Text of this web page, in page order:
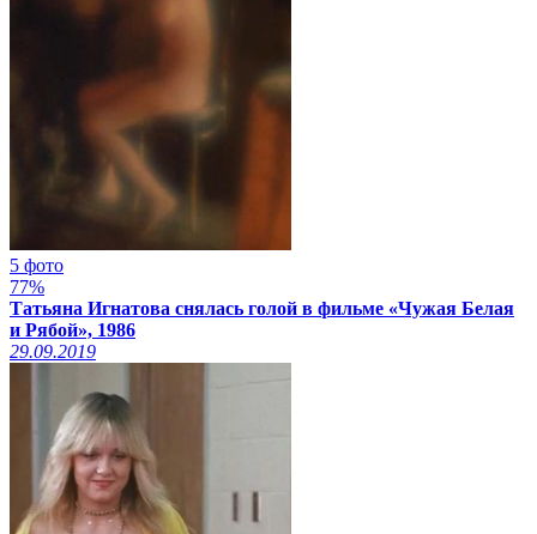
5 фото
77%
Татьяна Игнатова снялась голой в фильме «Чужая Белая
и Рябой», 1986
29.09.2019